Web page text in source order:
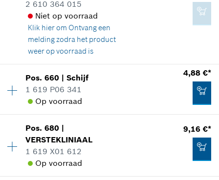
0,83 €*
*Prijs incl. BTW
Aan winkelwagen toevoegen
Toepassingsinstructie
In weergave tonen
0,83 €*
*Prijs incl. BTW
2 610 364 015
Niet op voorraad
Klik hier om Ontvang een
melding zodra het product
weer op voorraad is
Beschikbaarheid
Prijsgroep :15
reserveonderdelen informatie
Toepassingsinstructie
In weergave tonen
Pos.660 |Schijf
1 619 P06 341
Op voorraad
4,88 €*
Beschikbaarheid
Prijsgroep:18
reserveonderdelen informatie
Toepassingsinstructie
In weergave tonen
Pos.680 |
VERSTEKLINIAAL
1 619 X01 612
Op voorraad
9,16 €*